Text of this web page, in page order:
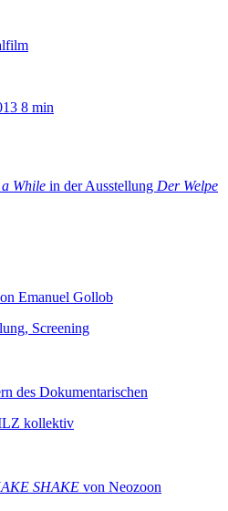
8 min
While in der Ausstellung Der Welpe
Emanuel Gollob
Screening
des Dokumentarischen
kollektiv
SHAKE von Neozoon